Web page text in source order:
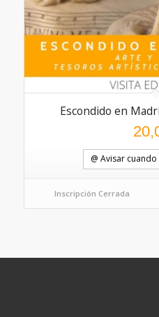
Escondido en
@ Avisar
Inscripción Cerrada